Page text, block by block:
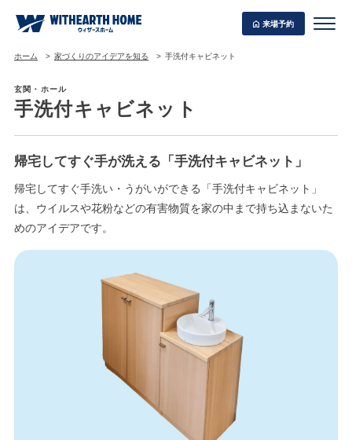
来場予約
WITHEARTH HOME の BEST PLAN
エリア限定商品
ホーム 家づくりのアイデアを知る 手洗付キャビネット
玄関・ホール
手洗付キャビネット
帰宅してすぐ手が洗える「手洗付キャビネット」
帰宅してすぐ手洗い・うがいができる「手洗付キャビネット」
は、ウイルスや花粉などの有害物質を家の中まで持ち込まないた
めのアイデアです。